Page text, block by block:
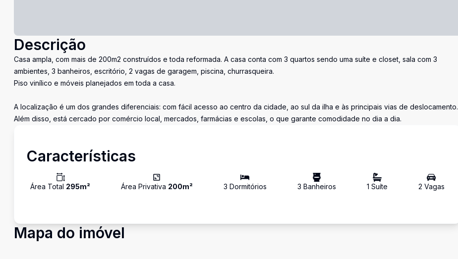
Descrição
Casa ampla, com mais de 200m2 construídos e toda reformada. A casa conta com 3 quartos sendo uma suíte e closet, sala com 3
ambientes, 3 banheiros, escritório, 2 vagas de garagem, piscina, churrasqueira.
Piso vinílico e móveis planejados em toda a casa.
A localização é um dos grandes diferenciais: com fácil acesso ao centro da cidade, ao sul da ilha e às principais vias de deslocamento.
Além disso, está cercado por comércio local, mercados, farmácias e escolas, o que garante comodidade no dia a dia.
Características
Área Total 295m² Área Privativa 200m² 3 Dormitórios 3 Banheiros 1 Suíte 2 Vagas
Mapa do imóvel